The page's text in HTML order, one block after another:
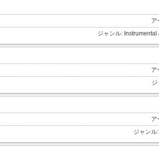
ア
ジャンル: Instrumental
ア
ジ
ア
ジャンル